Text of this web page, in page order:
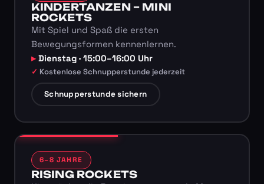
KINDERTANZEN – MINI
ROCKETS
Mit Spiel und Spaß die ersten
Bewegungsformen kennenlernen.
Dienstag · 15:00–16:00 Uhr
Kostenlose Schnupperstunde jederzeit
Schnupperstunde sichern
6–8 JAHRE
RISING ROCKETS